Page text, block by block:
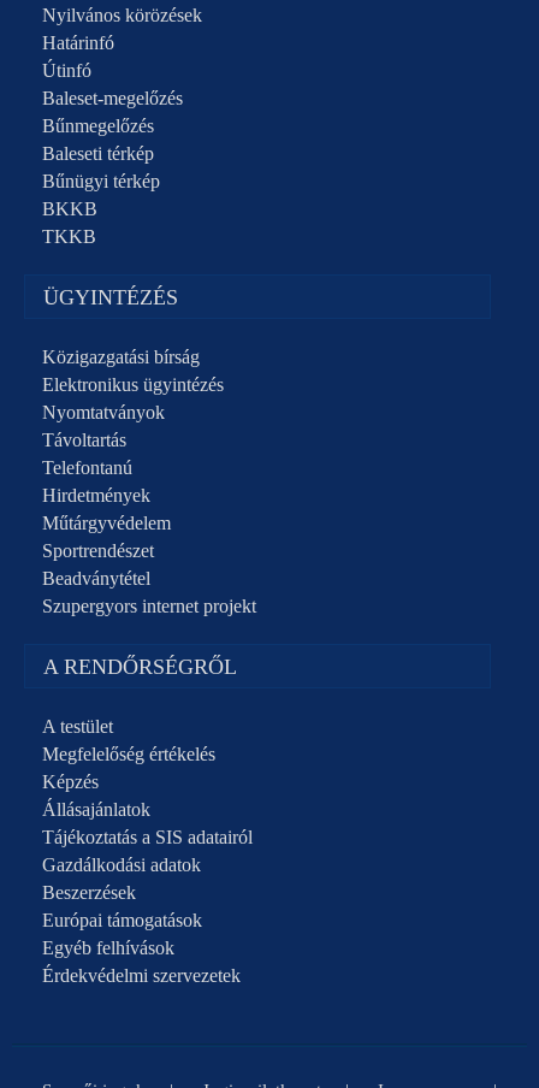
Nyilvános körözések
Határinfó
Útinfó
Baleset-megelőzés
Bűnmegelőzés
Baleseti térkép
Bűnügyi térkép
BKKB
TKKB
ÜGYINTÉZÉS
Közigazgatási bírság
Elektronikus ügyintézés
Nyomtatványok
Távoltartás
Telefontanú
Hirdetmények
Műtárgyvédelem
Sportrendészet
Beadványtétel
Szupergyors internet projekt
A RENDŐRSÉGRŐL
A testület
Megfelelőség értékelés
Képzés
Állásajánlatok
Tájékoztatás a SIS adatairól
Gazdálkodási adatok
Beszerzések
Európai támogatások
Egyéb felhívások
Érdekvédelmi szervezetek